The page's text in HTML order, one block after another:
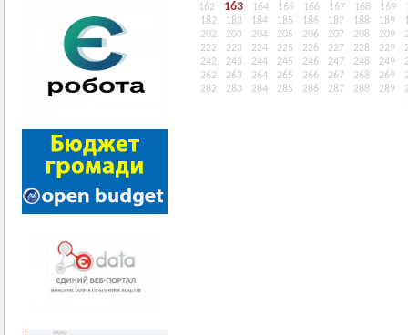
162
163 164 165 166 167 168 169
182
183 184 185 186 187 188 189
202
203 204 205 206 207 208 209
222
223 224 225 226 227 228 229
242
243 244 245 246 247 248 249
262
263 264 265 266 267 268 269
282
283 284 285 286 287 288 289